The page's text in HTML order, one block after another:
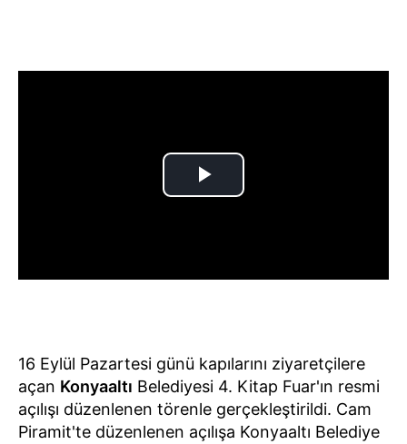
16 Eylül Pazartesi günü kapılarını ziyaretçilere
açan Konyaaltı Belediyesi 4. Kitap Fuar'ın resmi
açılışı düzenlenen törenle gerçekleştirildi. Cam
Piramit'te düzenlenen açılışa Konyaaltı Belediye